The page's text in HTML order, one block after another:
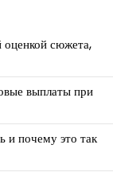
оценкой сюжета,
выплаты при
и почему это так